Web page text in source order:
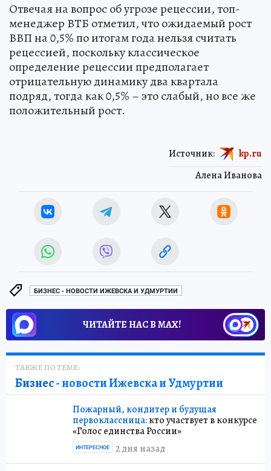
Отвечая на вопрос об угрозе рецессии, топ-
менеджер ВТБ отметил, что ожидаемый рост
ВВП на 0,5% по итогам года нельзя считать
рецессией, поскольку классическое
определение рецессии предполагает
отрицательную динамику два квартала
подряд, тогда как 0,5% – это слабый, но все же
положительный рост.
Алена Иванова
Источник: kp.ru
БИЗНЕС - НОВОСТИ ИЖЕВСКА И УДМУРТИИ
ЧИТАЙТЕ НАС В МАХ!
ТАКЖЕ ПО ТЕМЕ:
Бизнес- новости Ижевска и Удмуртии
Пожарный, кондитер и будущая
первоклассница:кто участвует в конкурсе
«Голос единства России»
2 дня назад
ИНТЕРЕСНОЕ